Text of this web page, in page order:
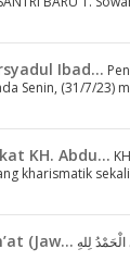
Ibad...
Senin, (31/7/23)
KH. Abdu...
kharismatik
(Jaw... لِلهِ